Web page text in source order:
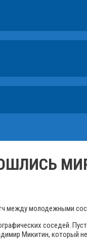
между молодежными
соседей.
Микитин, который